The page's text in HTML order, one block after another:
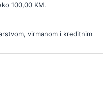
100,00 KM.
virmanom i kreditnim